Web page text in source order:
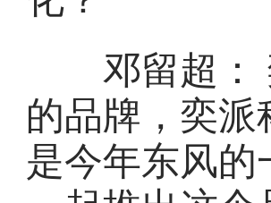
邓留超：
的品牌，奕
是今年东风